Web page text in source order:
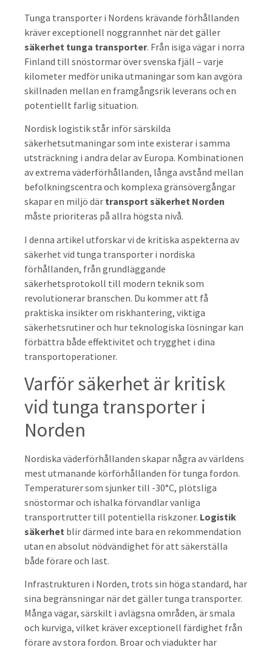
Tunga transporter i Nordens krävande förhållanden
kräver exceptionell noggrannhet när det gäller
säkerhet tunga transporter. Från isiga vägar i norra
Finland till snöstormar över svenska fjäll – varje
kilometer medför unika utmaningar som kan avgöra
skillnaden mellan en framgångsrik leverans och en
potentiellt farlig situation.
Nordisk logistik står inför särskilda
säkerhetsutmaningar som inte existerar i samma
utsträckning i andra delar av Europa. Kombinationen
av extrema väderförhållanden, långa avstånd mellan
befolkningscentra och komplexa gränsövergångar
skapar en miljö där transport säkerhet Norden
måste prioriteras på allra högsta nivå.
I denna artikel utforskar vi de kritiska aspekterna av
säkerhet vid tunga transporter i nordiska
förhållanden, från grundläggande
säkerhetsprotokoll till modern teknik som
revolutionerar branschen. Du kommer att få
praktiska insikter om riskhantering, viktiga
säkerhetsrutiner och hur teknologiska lösningar kan
förbättra både effektivitet och trygghet i dina
transportoperationer.
Varför säkerhet är kritisk
vid tunga transporter i
Norden
Nordiska väderförhållanden skapar några av världens
mest utmanande körförhållanden för tunga fordon.
Temperaturer som sjunker till -30°C, plötsliga
snöstormar och ishalka förvandlar vanliga
transportrutter till potentiella riskzoner. Logistik
säkerhet blir därmed inte bara en rekommendation
utan en absolut nödvändighet för att säkerställa
både förare och last.
Infrastrukturen i Norden, trots sin höga standard, har
sina begränsningar när det gäller tunga transporter.
Många vägar, särskilt i avlägsna områden, är smala
och kurviga, vilket kräver exceptionell färdighet från
förare av stora fordon. Broar och viadukter har